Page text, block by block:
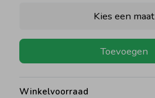
Kies een maat
Toevoegen
Winkelvoorraad